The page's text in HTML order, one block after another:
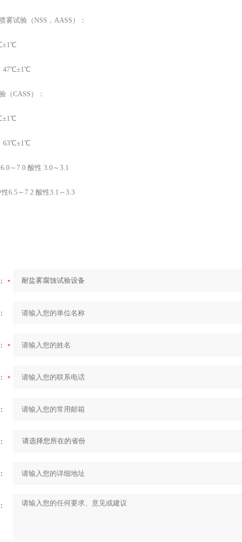
雾试验（NSS，AASS）：
47℃±1℃
（CASS）：
63℃±1℃
～7.0 酸性 3.0～3.1
6.5～7.2 酸性3.1～3.3